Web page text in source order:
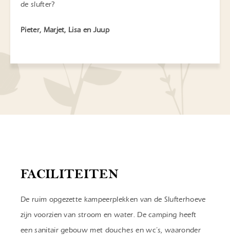
de slufter?
Pieter, Marjet, Lisa en Juup
FACILITEITEN
De ruim opgezette kampeerplekken van de Slufterhoeve
zijn voorzien van stroom en water. De camping heeft
een sanitair gebouw met douches en wc’s, waaronder